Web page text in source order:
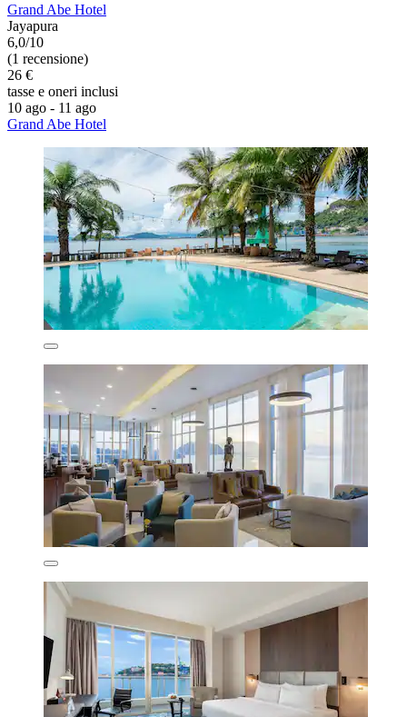
Grand Abe Hotel
Jayapura
6,0/10
(1 recensione)
26 €
tasse e oneri inclusi
10 ago - 11 ago
Grand Abe Hotel